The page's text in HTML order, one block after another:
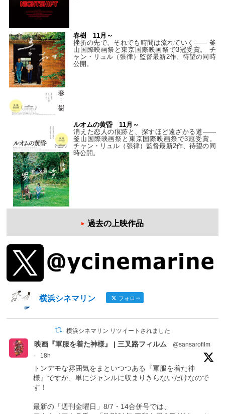
春樹 11月～
挫折の先で、それでも時間は流れていく—— 釜
山国際映画祭と東京国際映画祭で3冠受賞。 チ
ャン・リュル（張律）監督最新2作、待望の同時
公開。
ルオムの黄昏 11月～
消えた恋人の痕跡と、探すほど遠ざかる道——
釜山国際映画祭と東京国際映画祭で3冠受賞。
チャン・リュル（張律）監督最新2作、待望の同
時公開。
過去の上映作品
横浜シネマリン フォロー
横浜シネマリン リツイートされました
映画『軍服を着た神様』 | 三叉路フィルム
@sansarofilm
·
18h
トンデモな雰囲気をまといつつある『軍服を着た神
様』ですが、単にジャンルに収まりきらないだけなので
す！
最新の「週刊金曜日」8/7・14合併号では、